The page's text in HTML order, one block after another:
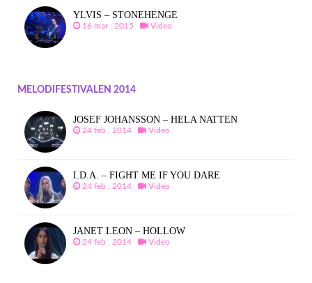
YLVIS – STONEHENGE
16 mar , 2015 Video
MELODIFESTIVALEN 2014
JOSEF JOHANSSON – HELA NATTEN
24 feb , 2014 Video
I.D.A. – FIGHT ME IF YOU DARE
24 feb , 2014 Video
JANET LEON – HOLLOW
24 feb , 2014 Video